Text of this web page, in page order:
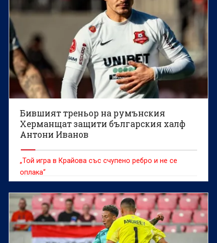
Бившият треньор на румънския
Херманщат защити българския халф
Антони Иванов
„Той игра в Крайова със счупено ребро и не се
оплака“